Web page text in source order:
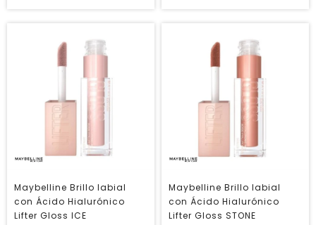
Maybelline Brillo labial
con Ácido Hialurónico
Lifter Gloss ICE
Maybelline Brillo labial
con Ácido Hialurónico
Lifter Gloss STONE